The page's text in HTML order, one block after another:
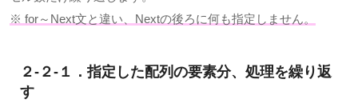
※ for～Next文と違い、Nextの後ろに何も指定しません。
２-２-１．指定した配列の要素分、処理を繰り返
す